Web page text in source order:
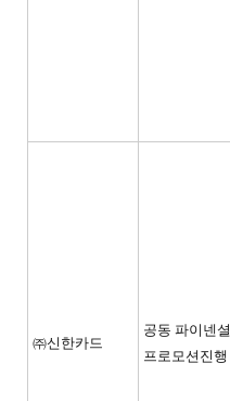
㈜신한카드
공동 파이넨셜
프로모션진행